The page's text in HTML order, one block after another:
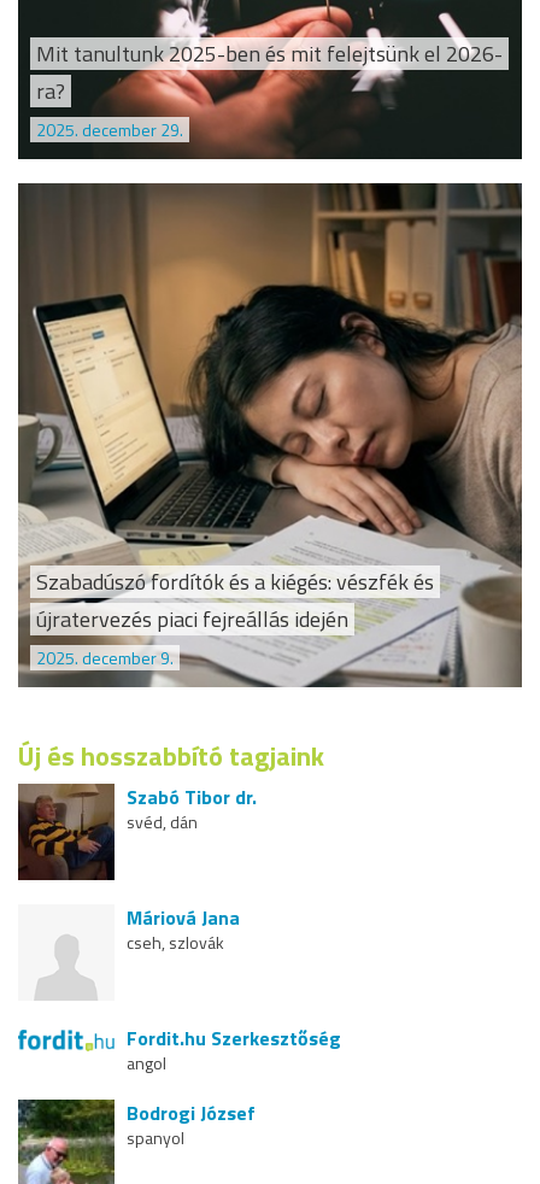
Mit tanultunk 2025-ben és mit felejtsünk el 2026-
ra?
2025. december 29.
Szabadúszó fordítók és a kiégés: vészfék és
újratervezés piaci fejreállás idején
2025. december 9.
Új és hosszabbító tagjaink
Szabó Tibor dr.
svéd, dán
Máriová Jana
cseh, szlovák
Fordit.hu Szerkesztőség
angol
Bodrogi József
spanyol